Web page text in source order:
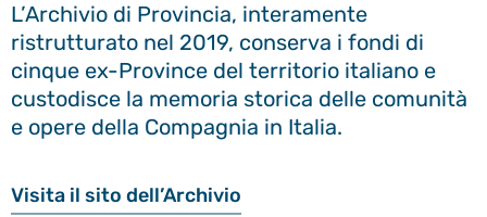
L’Archivio di Provincia, interamente
ristrutturato nel 2019, conserva i fondi di
cinque ex-Province del territorio italiano e
custodisce la memoria storica delle comunità
e opere della Compagnia in Italia.
Visita il sito dell’Archivio